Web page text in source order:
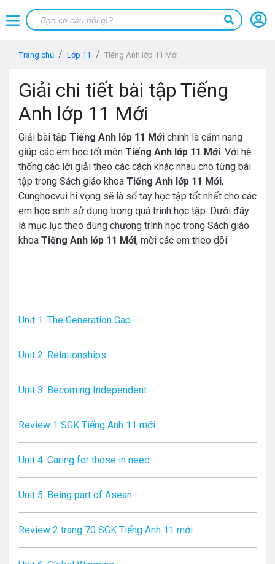
Trang chủ Lớp 11 Tiếng Anh lớp 11 Mới
Giải chi tiết bài tập Tiếng
Anh lớp 11 Mới
Giải bài tập Tiếng Anh lớp 11 Mới chính là cẩm nang
giúp các em học tốt môn Tiếng Anh lớp 11 Mới. Với hệ
thống các lời giải theo các cách khác nhau cho từng bài
tập trong Sách giáo khoa Tiếng Anh lớp 11 Mới,
Cunghocvui hi vọng sẽ là sổ tay học tập tốt nhất cho các
em học sinh sử dụng trong quá trình học tập. Dưới đây
là mục lục theo đúng chương trình học trong Sách giáo
khoa Tiếng Anh lớp 11 Mới, mời các em theo dõi.
Unit 1: The Generation Gap
Unit 2: Relationships
Unit 3: Becoming Independent
Review 1 SGK Tiếng Anh 11 mới
Unit 4: Caring for those in need
Unit 5: Being part of Asean
Review 2 trang 70 SGK Tiếng Anh 11 mới